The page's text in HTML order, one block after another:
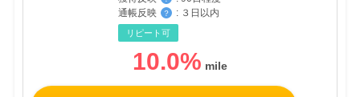
通帳反映
？ : ３日以内
リピート可
10.0%